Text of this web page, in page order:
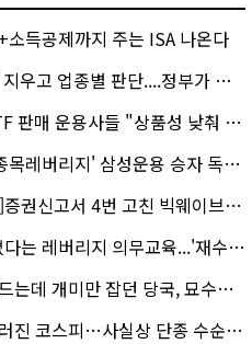
소득공제까지 주는 ISA 나온다
종별 판단....정부가 제시한 '주가 누르기' 방지법
사들 "상품성 낮춰 사라지게 해야"…일부 신중론도
지' 삼성운용 승자 독식...운용수익 미래에셋의 6배
고서 4번 고친 빅웨이브로보틱스, 수요예측
버리지 의무교육...'재수강 건너뛰기' 허점
개미만 잡던 당국, 묘수는 과다호가부담금?
코스피…사실상 단종 수순 밟는 '단종레'